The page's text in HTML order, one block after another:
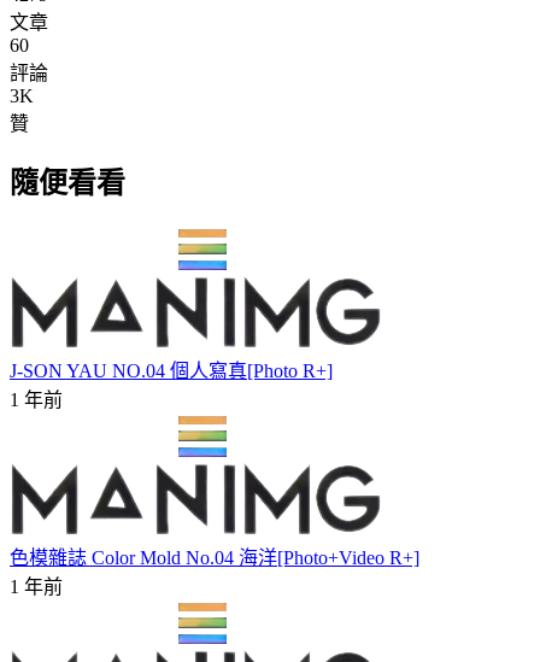
文章
60
評論
3K
贊
隨便看看
J-SON YAU NO.04 個人寫真[Photo R+]
1 年前
色模雜誌 Color Mold No.04 海洋[Photo+Video R+]
1 年前